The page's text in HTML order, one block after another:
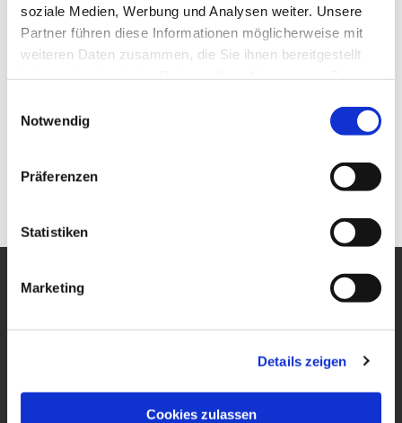
soziale Medien, Werbung und Analysen weiter. Unsere
Partner führen diese Informationen möglicherweise mit
weiteren Daten zusammen, die Sie ihnen bereitgestellt
Notwendig
Präferenzen
Statistiken
Marketing
Details zeigen
Cookies zulassen
Kirchweg 22